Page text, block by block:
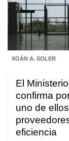
XOÁN A. SOLER
El
confirma
uno de
eficiencia